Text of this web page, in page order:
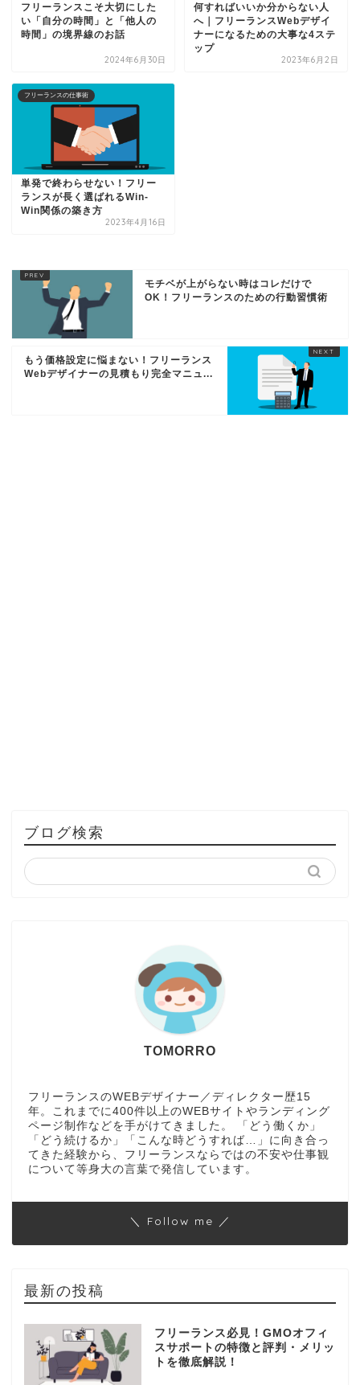
フリーランスこそ大切にした
い「自分の時間」と「他人の
時間」の境界線のお話
2024年6月30日
何すればいいか分からない人
へ｜フリーランスWebデザイ
ナーになるための大事な4ステ
ップ
2023年6月2日
フリーランスの仕事術
単発で終わらせない！フリー
ランスが長く選ばれるWin-
Win関係の築き方
2023年4月16日
モチベが上がらない時はコレだけで
OK！フリーランスのための行動習慣術
もう価格設定に悩まない！フリーランス
Webデザイナーの見積もり完全マニュ...
ブログ検索
TOMORRO
フリーランスのWEBデザイナー／ディレクター歴15
年。これまでに400件以上のWEBサイトやランディング
ページ制作などを手がけてきました。 「どう働くか」
「どう続けるか」「こんな時どうすれば…」に向き合っ
てきた経験から、フリーランスならではの不安や仕事観
について等身大の言葉で発信しています。
＼ Follow me ／
最新の投稿
フリーランス必見！GMOオフィ
スサポートの特徴と評判・メリッ
トを徹底解説！